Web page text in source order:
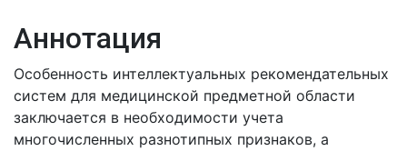
Аннотация
Особенность интеллектуальных рекомендательных
систем для медицинской предметной области
заключается в необходимости учета
многочисленных разнотипных признаков, а